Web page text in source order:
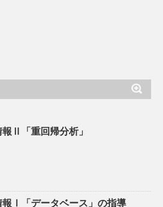
報Ⅱ「重回帰分析」
報Ⅰ「データベース」の指導